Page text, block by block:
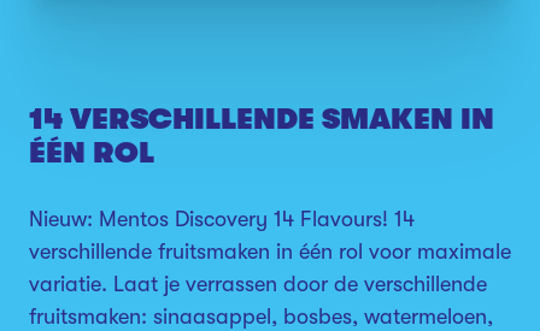
14 VERSCHILLENDE SMAKEN IN
ÉÉN ROL
Nieuw: Mentos Discovery 14 Flavours! 14
verschillende fruitsmaken in één rol voor maximale
variatie. Laat je verrassen door de verschillende
fruitsmaken: sinaasappel, bosbes, watermeloen,